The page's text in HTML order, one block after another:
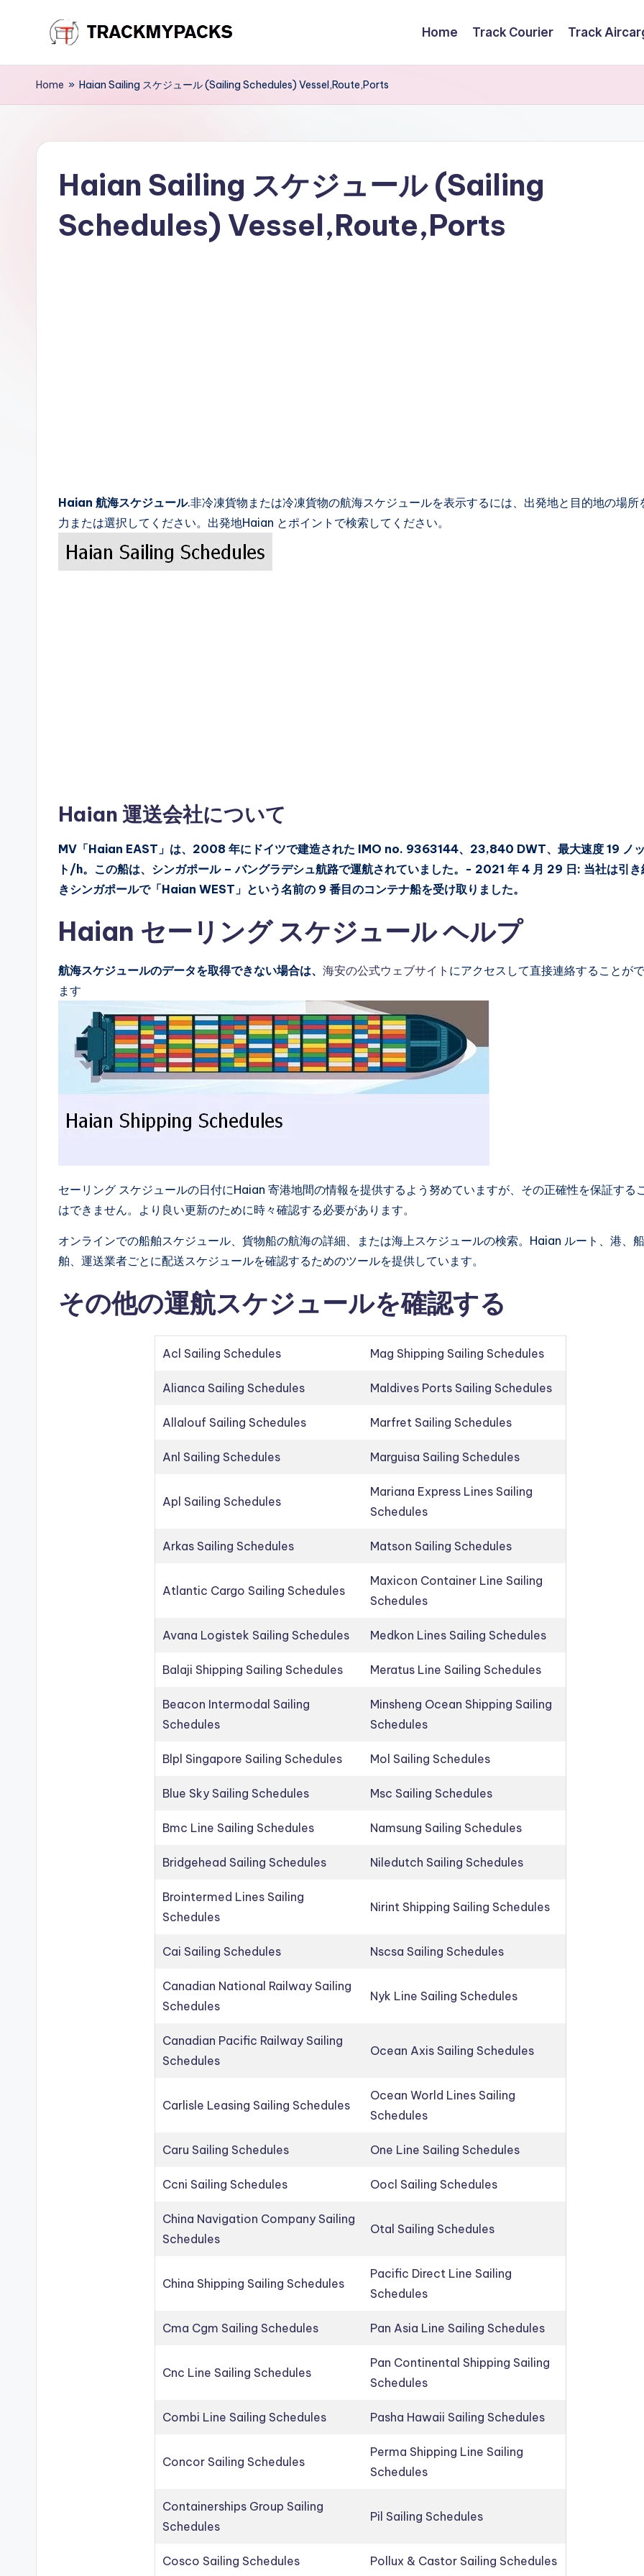
content
T
r
c
M
Home Track Courier Track
Home » Haian Sailing スケジュール (Sailing Schedules) Vessel,Route,Ports
Haian Sailing スケジュール (Sailing
Schedules) Vessel,Route,Ports
Haian 航海スケジュール.非冷凍貨物または冷凍貨物の航海スケジュールを表示するには、出発地と目的地の場所
力または選択してください。出発地Haian とポイントで検索してください。
Haian 運送会社について
MV「Haian EAST」は、2008 年にドイツで建造された IMO no. 9363144、23,840 DWT、最大速度 19 ノ
ト/h。この船は、シンガポール – バングラデシュ航路で運航されていました。- 2021 年 4 月 29 日: 当社は引き
きシンガポールで「Haian WEST」という名前の 9 番目のコンテナ船を受け取りました。
Haian セーリング スケジュール ヘルプ
航海スケジュールのデータを取得できない場合は、 海安の公式ウェブサイト にアクセスして直接連絡することが
ます
セーリング スケジュールの日付にHaian 寄港地間の情報を提供するよう努めていますが、その正確性を保証する
はできません。より良い更新のために時々確認する必要があります。
オンラインでの船舶スケジュール、貨物船の航海の詳細、または海上スケジュールの検索。Haian ルート、港、船
舶、運送業者ごとに配送スケジュールを確認するためのツールを提供しています。
その他の運航スケジュールを確認する
Acl Sailing Schedules Mag Shipping Sailing Schedules
Alianca Sailing Schedules Maldives Ports Sailing Schedules
Allalouf Sailing Schedules Marfret Sailing Schedules
Anl Sailing Schedules Marguisa Sailing Schedules
Apl Sailing Schedules
Mariana Express Lines Sailing
Schedules
Arkas Sailing Schedules Matson Sailing Schedules
Atlantic Cargo Sailing Schedules
Maxicon Container Line Sailing
Schedules
Avana Logistek Sailing Schedules Medkon Lines Sailing Schedules
Balaji Shipping Sailing Schedules Meratus Line Sailing Schedules
Beacon Intermodal Sailing
Schedules
Minsheng Ocean Shipping Sailing
Schedules
Blpl Singapore Sailing Schedules Mol Sailing Schedules
Blue Sky Sailing Schedules Msc Sailing Schedules
Bmc Line Sailing Schedules Namsung Sailing Schedules
Bridgehead Sailing Schedules Niledutch Sailing Schedules
Brointermed Lines Sailing
Schedules
Nirint Shipping Sailing Schedules
Cai Sailing Schedules Nscsa Sailing Schedules
Canadian National Railway Sailing
Schedules
Nyk Line Sailing Schedules
Canadian Pacific Railway Sailing
Schedules
Ocean Axis Sailing Schedules
Carlisle Leasing Sailing Schedules
Ocean World Lines Sailing
Schedules
Caru Sailing Schedules One Line Sailing Schedules
Ccni Sailing Schedules Oocl Sailing Schedules
China Navigation Company Sailing
Schedules
Otal Sailing Schedules
China Shipping Sailing Schedules
Pacific Direct Line Sailing
Schedules
Cma Cgm Sailing Schedules Pan Asia Line Sailing Schedules
Cnc Line Sailing Schedules
Pan Continental Shipping Sailing
Schedules
Combi Line Sailing Schedules Pasha Hawaii Sailing Schedules
Concor Sailing Schedules
Perma Shipping Line Sailing
Schedules
Containerships Group Sailing
Schedules
Pil Sailing Schedules
Cosco Sailing Schedules Pollux & Castor Sailing Schedules